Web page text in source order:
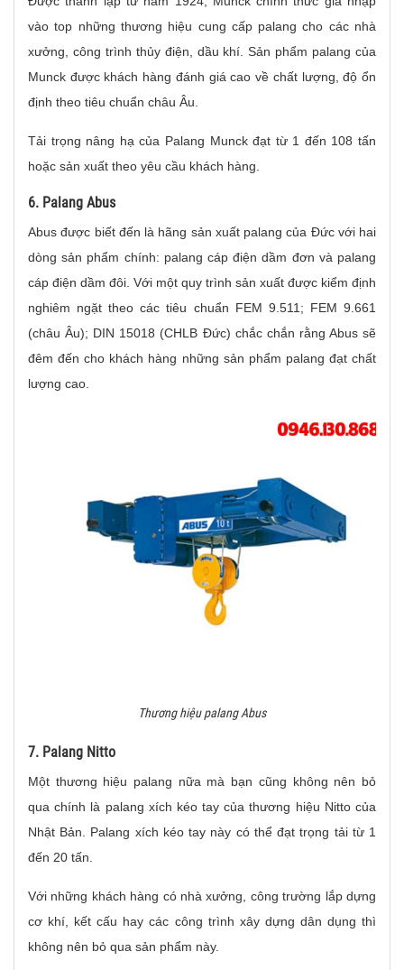
vào top những thương hiệu cung cấp palang cho các nhà
xưởng, công trình thủy điện, dầu khí. Sản phẩm palang của
Munck được khách hàng đánh giá cao về chất lượng, độ ổn
định theo tiêu chuẩn châu Âu.
Tải trọng nâng hạ của Palang Munck đạt từ 1 đến 108 tấn
hoặc sản xuất theo yêu cầu khách hàng.
6. Palang Abus
Abus được biết đến là hãng sản xuất palang của Đức với hai
dòng sản phẩm chính: palang cáp điện dầm đơn và palang
cáp điện dầm đôi. Với một quy trình sản xuất được kiểm định
nghiêm ngặt theo các tiêu chuẩn FEM 9.511; FEM 9.661
(châu Âu); DIN 15018 (CHLB Đức) chắc chắn rằng Abus sẽ
đêm đến cho khách hàng những sản phẩm palang đạt chất
lượng cao.
Thương hiệu palang Abus
7. Palang Nitto
Một thương hiệu palang nữa mà bạn cũng không nên bỏ
qua chính là palang xích kéo tay của thương hiệu Nitto của
Nhật Bản. Palang xích kéo tay này có thể đạt trọng tải từ 1
đến 20 tấn.
Với những khách hàng có nhà xưởng, công trường lắp dựng
cơ khí, kết cấu hay các công trình xây dựng dân dụng thì
không nên bỏ qua sản phẩm này.